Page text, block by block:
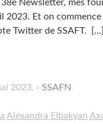
Newsletter, mes
2023. Et on
Twitter de SSAFT.
[…]
2023. SSAFN
Alexandra Elbakyan